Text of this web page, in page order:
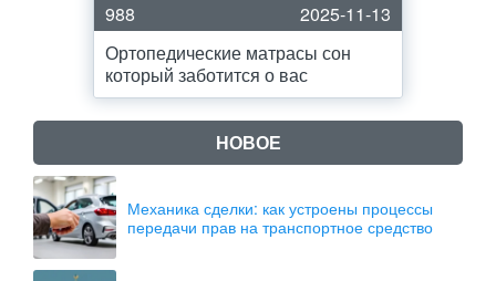
988
2025-11-13
Ортопедические матрасы сон
который заботится о вас
НОВОЕ
Механика сделки: как устроены процессы
передачи прав на транспортное средство